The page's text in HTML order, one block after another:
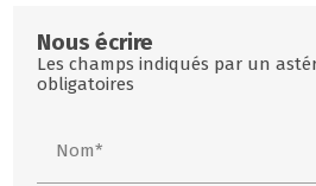
Nous écrire
Les champs indiqués par un
obligatoires
Nom*